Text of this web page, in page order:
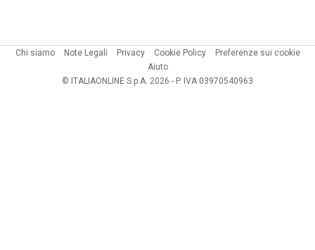
Chi siamo Note Legali Privacy Cookie Policy
Preferenze sui cookie
Aiuto
© ITALIAONLINE S.p.A. 2026 - P. IVA 03970540963